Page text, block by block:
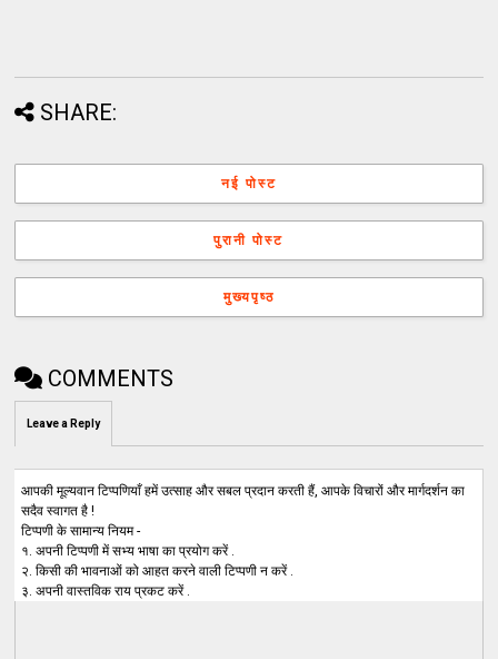
SHARE:
नई पोस्ट
पुरानी पोस्ट
मुख्यपृष्ठ
COMMENTS
Leave a Reply
आपकी मूल्यवान टिप्पणियाँ हमें उत्साह और सबल प्रदान करती हैं, आपके विचारों और मार्गदर्शन का
सदैव स्वागत है !
टिप्पणी के सामान्य नियम -
१. अपनी टिप्पणी में सभ्य भाषा का प्रयोग करें .
२. किसी की भावनाओं को आहत करने वाली टिप्पणी न करें .
३. अपनी वास्तविक राय प्रकट करें .